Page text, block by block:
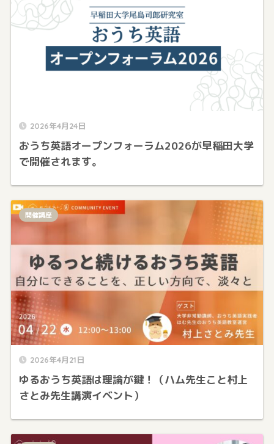
2026年4月24日
おうち英語オープンフォーラム2026が早稲田大学
で開催されます。
2026年4月21日
ゆるおうち英語は理論が鍵！（ハム先生こと村上
さとみ先生講演イベント）
開催講座